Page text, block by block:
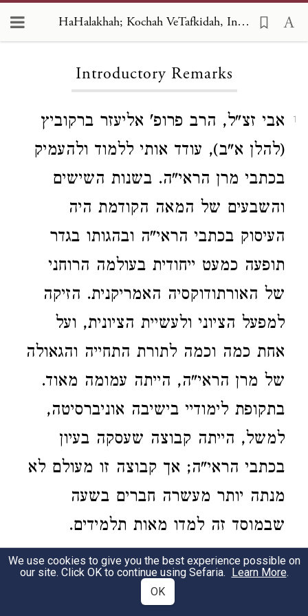
HaHalakhah; Kochah VeTafkidah, Introductory Remarks
HaHalakhah; Kochah VeTafkidah
Introductory Remarks
1
אבי זצ"ל, הרב פרופ' אליעזר ברקוביץ
(להלן א"ב), עודד אותי ללמוד ולהעמיק
בכתבי מרן הראי"ה. בשנות השישים
והשבעים של המאה הקודמת היה
העיסוק בכתבי הראי"ה ובהגותו בגדר
תופעה כמעט ייחודית בעולמה הרוחני
של האורתודוקסיה האמריקנית. הזיקה
למפעל הציוני ולעשיית הציונית, ועל
אחת כמה וכמה לתורת התחייה והגאולה
של מרן הראי"ה, הייתה עמומה מאוד.
בתקופת לימודיי בישיבה אוניברסיטה,
למשל, הייתה קבוצה שעסקה בעיון
בכתבי הראי"ה; אך קבוצה זו מעולם לא
מנתה יותר מעשרה חברים בשעה
שבמוסד זה למדו מאות תלמידים.
2
א"ב הזדהה עמוקות עם כמה יסודות
במשנת הראי"ה, ובעיקר עם ההכרה
We use cookies to give you the best experience possible on
our site. Click OK to continue using Sefaria. Learn More.
OK